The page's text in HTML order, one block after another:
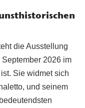
die Ausstellung
September 2026 im
Sie widmet sich
und seinem